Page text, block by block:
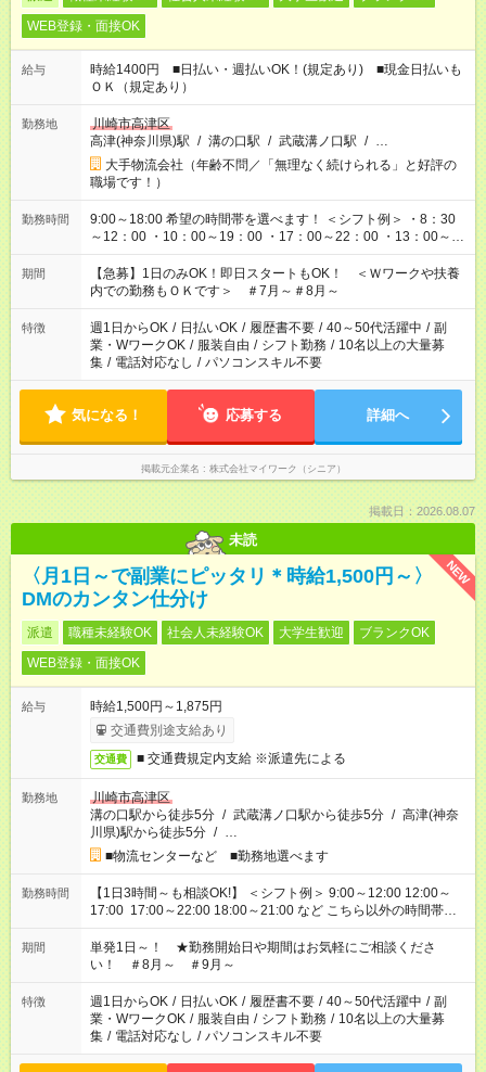
WEB登録・面接OK
給与
時給1400円 ■日払い・週払いOK！(規定あり) ■現金日払いも
ＯＫ（規定あり）
勤務地
川崎市高津区
高津(神奈川県)駅 / 溝の口駅 / 武蔵溝ノ口駅 / …
大手物流会社（年齢不問／「無理なく続けられる」と好評の
職場です！）
勤務時間
9:00～18:00 希望の時間帯を選べます！ ＜シフト例＞ ・8：30
～12：00 ・10：00～19：00 ・17：00～22：00 ・13：00～
22：00 ・22：00～翌6：00 など
期間
【急募】1日のみOK！即日スタートもOK！ ＜Ｗワークや扶養
内での勤務もＯＫです＞ ＃7月～＃8月～
特徴 週1日からOK / 日払いOK / 履歴書不要 / 40～50代活躍中 / 副
業・WワークOK / 服装自由 / シフト勤務 / 10名以上の大量募
集 / 電話対応なし / パソコンスキル不要
気になる！ 応募する 詳細へ
掲載元企業名 株式会社マイワーク（シニア）
掲載日：2026.08.07
未読
NEW
〈月1日～で副業にピッタリ＊時給1,500円～〉
DMのカンタン仕分け
派遣 職種未経験OK 社会人未経験OK 大学生歓迎
ブランクOK
WEB登録・面接OK
給与
時給1,500円～1,875円
交通費別途支給あり
交通費 ■ 交通費規定内支給 ※派遣先による
勤務地
川崎市高津区
溝の口駅から徒歩5分 / 武蔵溝ノ口駅から徒歩5分 / 高津(神奈
川県)駅から徒歩5分 / …
■物流センターなど ■勤務地選べます
勤務時間
【1日3時間～も相談OK!】 ＜シフト例＞ 9:00～12:00 12:00～
17:00 17:00～22:00 18:00～21:00 など こちら以外の時間帯も
お気軽にご相談ください！
期間
単発1日～！ ★勤務開始日や期間はお気軽にご相談くださ
い！ ＃8月～ ＃9月～
特徴 週1日からOK / 日払いOK / 履歴書不要 / 40～50代活躍中 / 副
業・WワークOK / 服装自由 / シフト勤務 / 10名以上の大量募
集 / 電話対応なし / パソコンスキル不要